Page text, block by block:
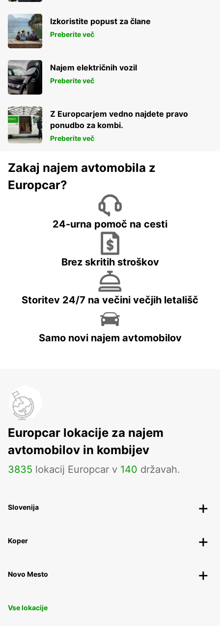
Izkoristite popust za člane
Preberite več
Najem električnih vozil
Preberite več
Z Europcarjem vedno najdete pravo
ponudbo za kombi.
Preberite več
Zakaj najem avtomobila z
Europcar?
24-urna pomoč na cesti
Brez skritih stroškov
Storitev 24/7 na večini večjih letališč
Samo novi najem avtomobilov
Europcar lokacije za najem
avtomobilov in kombijev
3835 lokacij Europcar v 140 državah.
Slovenija
Koper
Novo Mesto
Vse lokacije